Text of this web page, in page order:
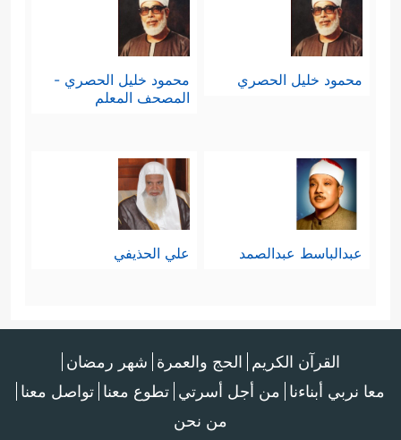
محمود خليل الحصري
محمود خليل الحصري -
المصحف المعلم
عبدالباسط عبدالصمد علي الحذيفي
القرآن الكريم الحج والعمرة شهر رمضان
معا نربي أبناءنا من أجل أسرتي تطوع معنا تواصل معنا
من نحن